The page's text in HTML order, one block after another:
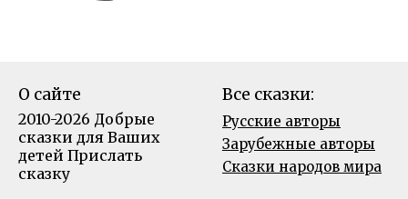
О сайте
2010-2026 Добрые
сказки для Ваших
детей Прислать
сказку
Все сказки:
Русские авторы
Зарубежные авторы
Сказки народов мира